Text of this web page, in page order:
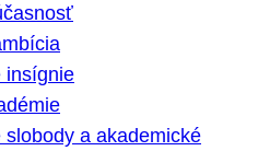
insígnie
slobody a akademické